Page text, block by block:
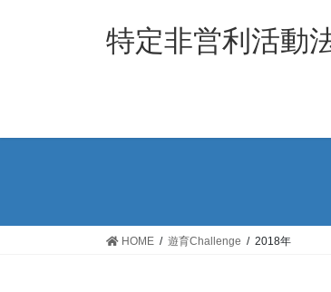
ス
ン
特定非営利活動
HOME 遊育Challenge 2018年